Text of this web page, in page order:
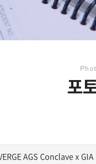
포
AGS Conclave x